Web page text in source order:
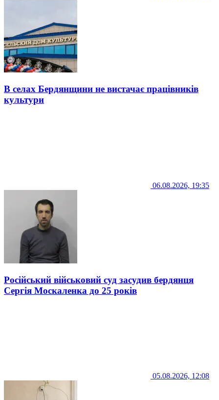
В селах Бердянщини не вистачає працівників
культури
06.08.2026, 19:35
Російський військовий суд засудив бердянця
Сергія Москаленка до 25 років
05.08.2026, 12:08